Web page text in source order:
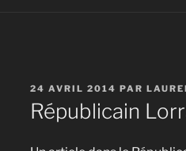
PUBLIÉ
LE
24 AVRIL 2014 PAR
Républicain